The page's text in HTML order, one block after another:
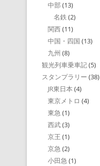
中部 (13)
名鉄 (2)
関西(11)
中国・四国 (13)
九州 (8)
観光列車乗車記(5)
スタンプラリー (38)
JR東日本 (4)
東京メトロ (4)
東急 (1)
西武(3)
京王 (1)
京急 (2)
小田急 (1)